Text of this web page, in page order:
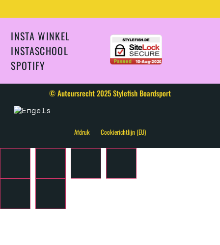
INSTA WINKEL
INSTASCHOOL
SPOTIFY
© Auteursrecht 2025 Stylefish Boardsport
Afdruk Cookierichtlijn (EU)